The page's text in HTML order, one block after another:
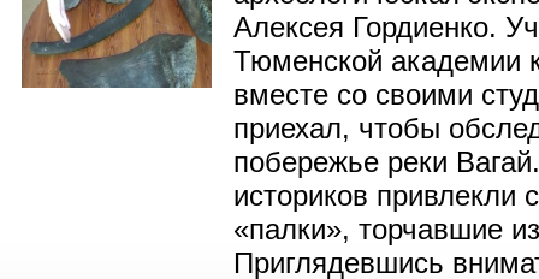
Алексея Гордиенко.
Тюменской академии
вместе со своими
приехал, чтобы
побережье реки
историков привлекли
«палки», торчавшие
Приглядевшись